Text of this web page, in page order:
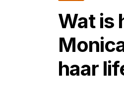
Wat is
haar